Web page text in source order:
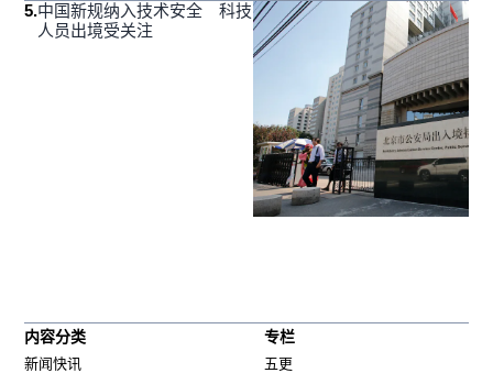
5.中国新规纳入技术安全 科技
人员出境受关注
内容分类
新闻快讯
专栏
五更